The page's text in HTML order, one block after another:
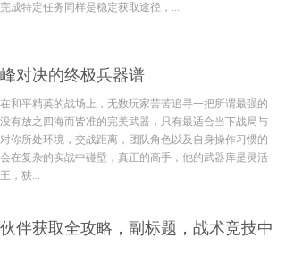
成特定任务同样是稳定获取途径，...
对决的终极兵器谱
和平精英的战场上，无数玩家苦苦追寻一把所谓最强的
有放之四海而皆准的完美武器，只有最适合当下战局与
你所处环境，交战距离，团队角色以及自身操作习惯的
在复杂的实战中碰壁，真正的高手，他的武器库是灵活
，狭...
伴获取全攻略，副标题，战术竞技中